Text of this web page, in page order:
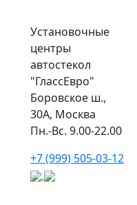
Установочные
центры
автостекол
"ГлассЕвро"
Боровское ш.,
30А, Москва
Пн.-Вс. 9.00-22.00
+7 (999) 505-03-12